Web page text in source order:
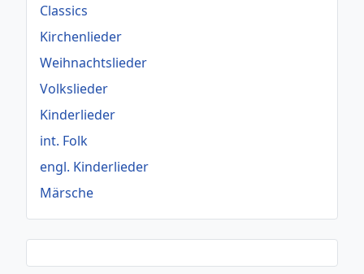
Classics
Kirchenlieder
Weihnachtslieder
Volkslieder
Kinderlieder
int. Folk
engl. Kinderlieder
Märsche